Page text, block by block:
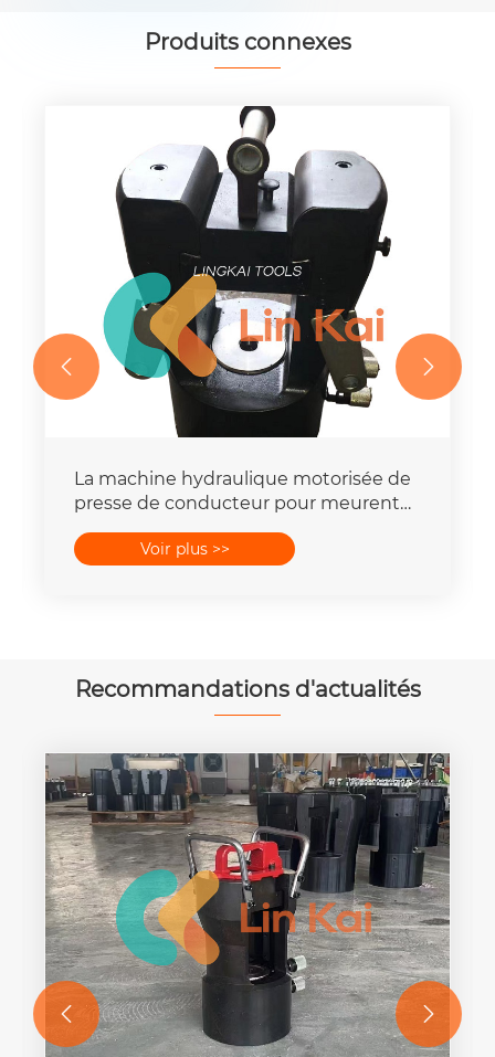
Produits connexes
La machine hydraulique motorisée de
presse de conducteur pour meurent
400mm2 de 25T-300T
Voir plus >>
 
Recommandations d'actualités
 